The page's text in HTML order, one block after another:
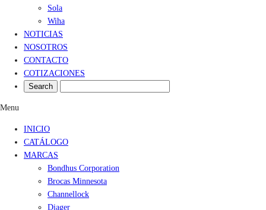
Sola
Wiha
NOTICIAS
NOSOTROS
CONTACTO
COTIZACIONES
Menu
INICIO
CATÁLOGO
MARCAS
Bondhus Corporation
Brocas Minnesota
Channellock
Diager